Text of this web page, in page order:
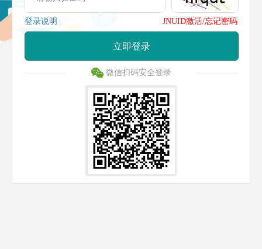
登录说明 JNUID激活/忘记密码
立即登录
微信扫码安全登录